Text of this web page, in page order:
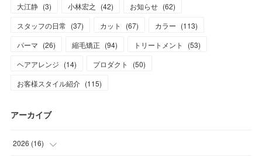
大江静 (3) 小林宏之 (42) お知らせ (62)
スタッフの日常 (37) カット (67) カラー (113)
パーマ (26) 縮毛矯正 (94) トリートメント (53)
ヘアアレンジ (14) プロダクト (50)
お客様スタイル紹介 (115)
アーカイブ
2026 (16)